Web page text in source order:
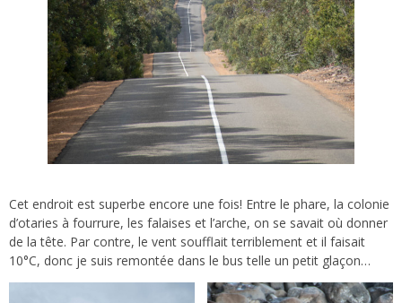
Cet endroit est superbe encore une fois! Entre le phare, la colonie
d’otaries à fourrure, les falaises et l’arche, on se savait où donner
de la tête. Par contre, le vent soufflait terriblement et il faisait
10°C, donc je suis remontée dans le bus telle un petit glaçon…